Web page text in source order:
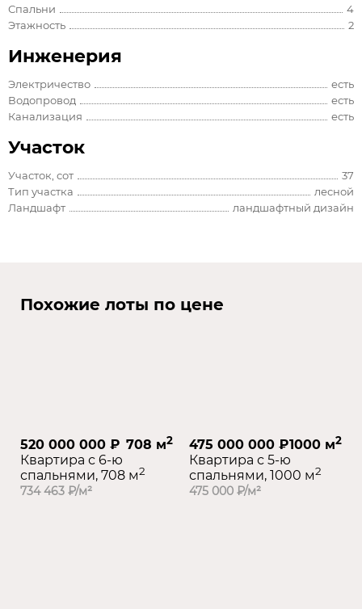
Спальни
4
Этажность
2
Инженерия
Электричество
есть
Водопровод
есть
Канализация
есть
Участок
Участок, сот
37
Тип участка
лесной
Ландшафт
ландшафтный дизайн
Похожие лоты по цене
520 000 000 ₽ 708 м2
Квартира с 6-ю
спальнями, 708 м2
734 463 ₽/м²
475 000 000 ₽1000 м2
Квартира с 5-ю
спальнями, 1000 м2
475 000 ₽/м²